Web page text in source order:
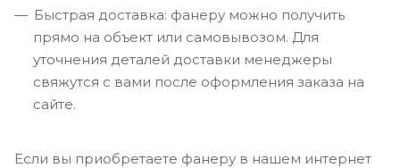
Быстрая доставка: фанеру можно получить
прямо на объект или самовывозом. Для
уточнения деталей доставки менеджеры
свяжутся с вами после оформления заказа на
сайте.
Если вы приобретаете фанеру в нашем интернет